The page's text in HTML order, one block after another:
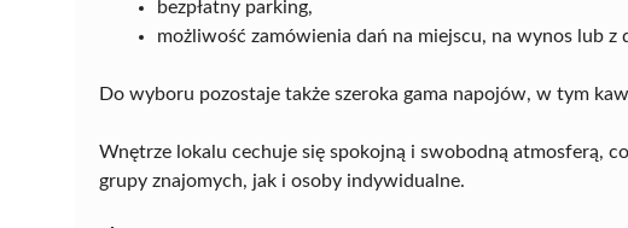
bezpłatny parking,
możliwość zamówienia dań na miejscu, na wynos lub z
Do wyboru pozostaje także szeroka gama napojów, w tym
Wnętrze lokalu cechuje się spokojną i swobodną atmosferą,
grupy znajomych, jak i osoby indywidualne.